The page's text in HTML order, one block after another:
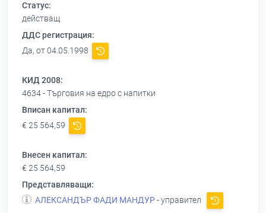
Статус:
действащ
ДДС регистрация:
Да, от 04.05.1998
КИД 2008:
4634 - Търговия на едро с напитки
Вписан капитал:
€ 25 564,59
Внесен капитал:
€ 25 564,59
Представляващи:
АЛЕКСАНДЪР ФАДИ МАНДУР- управител